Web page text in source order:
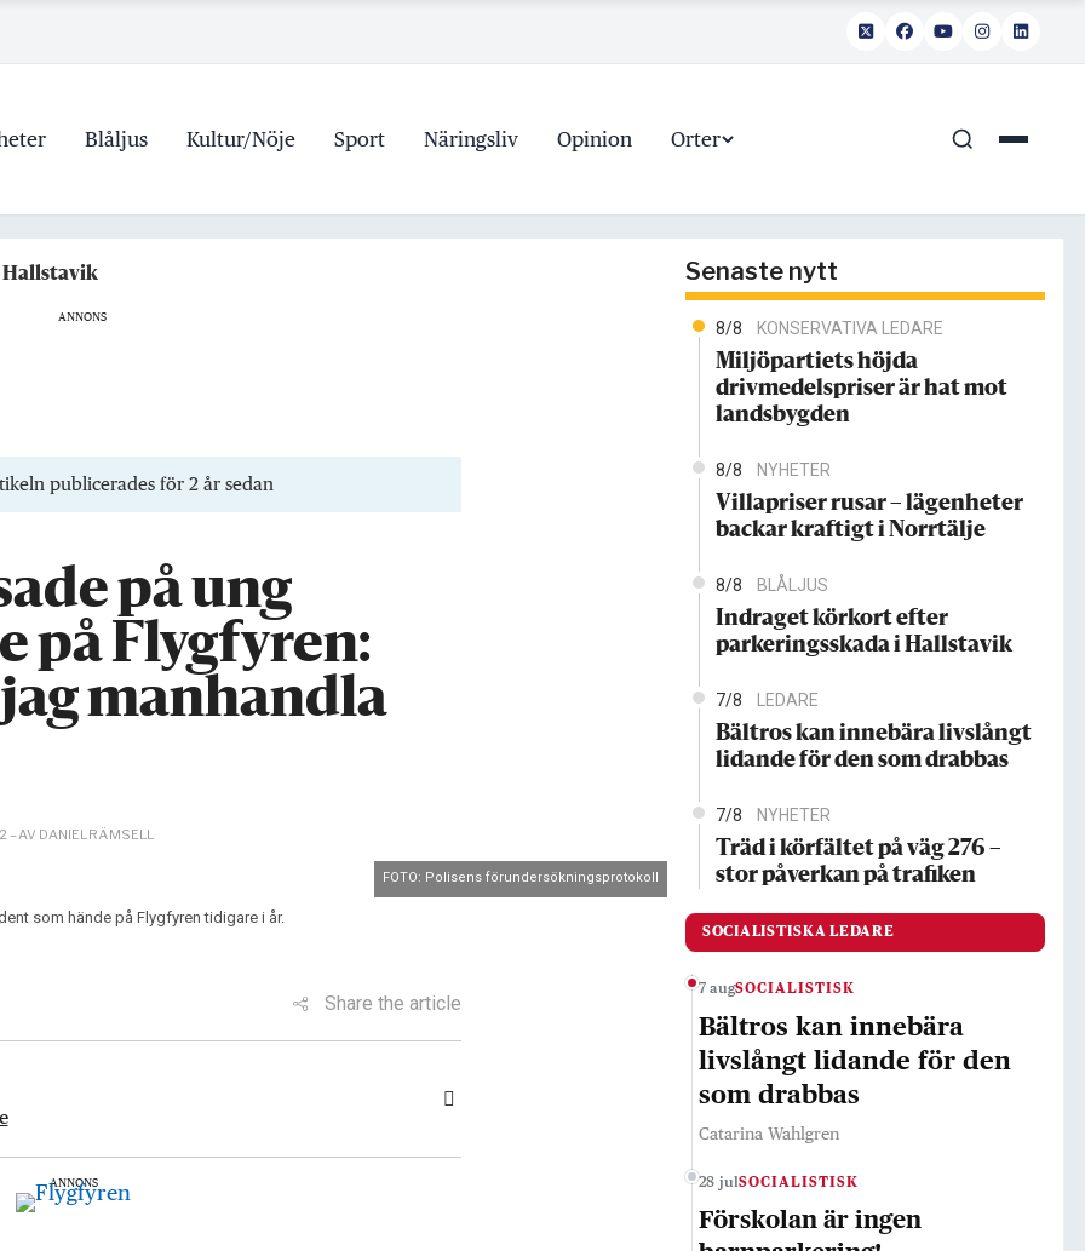
Blåljus Kultur/Nöje Sport Näringsliv Opinion Orter
som drabbas
i Norrtälje
Hallstavik
som drabbas
ANNONS
publicerades för 2 år sedan
på ung
på Flygfyren:
jag manhandla
– AV DANIEL RÄMSELL
FOTO: Polisens förundersökningsprotokoll
som hände på Flygfyren tidigare i år.
Share the article
ANNONS
Senaste nytt
8/8 KONSERVATIVA LEDARE
Miljöpartiets höjda
drivmedelspriser är hat mot
landsbygden
8/8 NYHETER
Villapriser rusar – lägenheter
backar kraftigt i Norrtälje
8/8 BLÅLJUS
Indraget körkort efter
parkeringsskada i Hallstavik
7/8 LEDARE
Bältros kan innebära livslångt
lidande för den som drabbas
7/8 NYHETER
Träd i körfältet på väg 276 –
stor påverkan på trafiken
SOCIALISTISKA LEDARE
7 augSOCIALISTISK
Bältros kan innebära
livslångt lidande för den
som drabbas
Catarina Wahlgren
28 julSOCIALISTISK
Förskolan är ingen